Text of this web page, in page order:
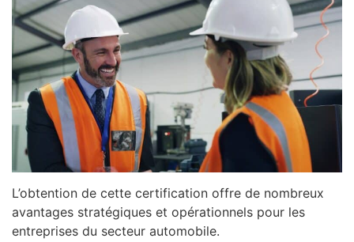
L’obtention de cette certification offre de nombreux
avantages stratégiques et opérationnels pour les
entreprises du secteur automobile.